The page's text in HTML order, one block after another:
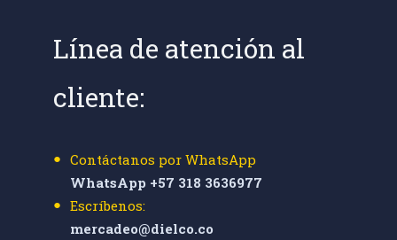
Línea de atención al
cliente:
Contáctanos por WhatsApp
WhatsApp +57 318 3636977
Escríbenos:
mercadeo@dielco.co